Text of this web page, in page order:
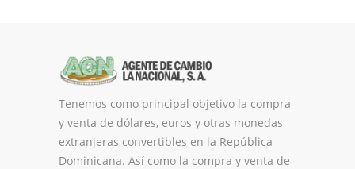
Tenemos como principal objetivo la compra
y venta de dólares, euros y otras monedas
extranjeras convertibles en la República
Dominicana. Así como la compra y venta de